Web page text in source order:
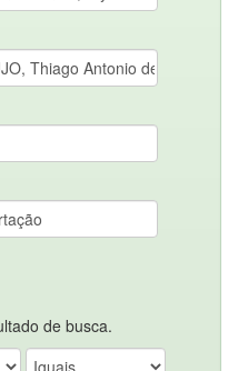
de busca.